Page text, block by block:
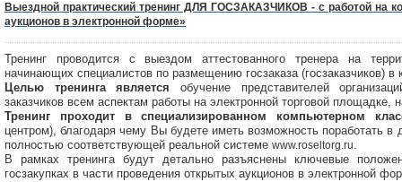
Выездной практический тренинг ДЛЯ ГОСЗАКАЗЧИКОВ - с работой на
аукционов в электронной форме»
Тренинг проводится с выездом аттестованного тренера на
начинающих специалистов по размещению госзаказа (госзаказчиков)
Целью тренинга является обучение представителей
заказчиков всем аспектам работы на электронной торговой
Тренинг проходит в специализированном компьютерном
центром), благодаря чему Вы будете иметь возможность поработать в
полностью соответствующей реальной системе www.roseltorg.ru.
В рамках тренинга будут детально разъяснены ключевые
госзакупках в части проведения открытых аукционов в электронной